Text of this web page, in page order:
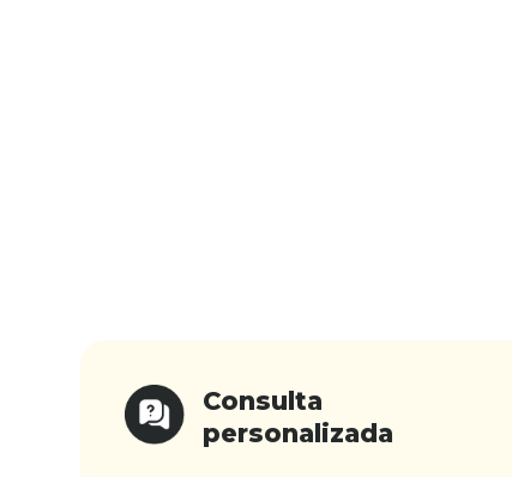
Consulta
personalizada